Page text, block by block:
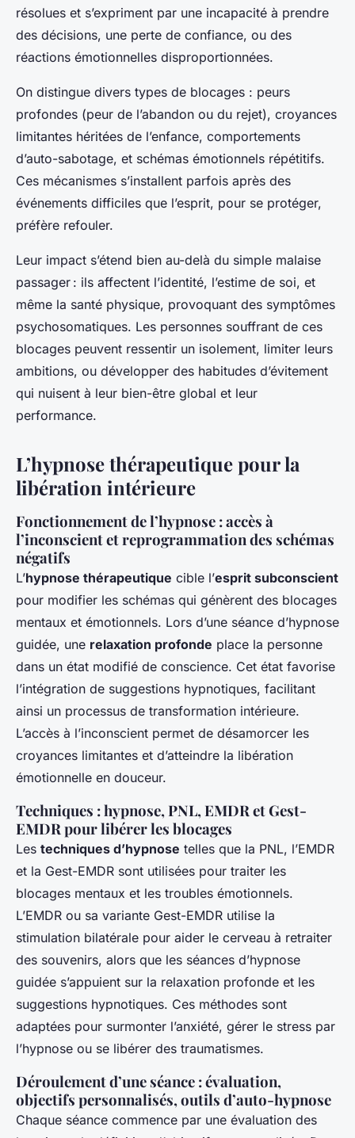
résolues et s’expriment par une incapacité à prendre
des décisions, une perte de confiance, ou des
réactions émotionnelles disproportionnées.
On distingue divers types de blocages : peurs
profondes (peur de l’abandon ou du rejet), croyances
limitantes héritées de l’enfance, comportements
d’auto-sabotage, et schémas émotionnels répétitifs.
Ces mécanismes s’installent parfois après des
événements difficiles que l’esprit, pour se protéger,
préfère refouler.
Leur impact s’étend bien au-delà du simple malaise
passager : ils affectent l’identité, l’estime de soi, et
même la santé physique, provoquant des symptômes
psychosomatiques. Les personnes souffrant de ces
blocages peuvent ressentir un isolement, limiter leurs
ambitions, ou développer des habitudes d’évitement
qui nuisent à leur bien-être global et leur
performance.
L’hypnose thérapeutique pour la
libération intérieure
Fonctionnement de l’hypnose : accès à
l’inconscient et reprogrammation des schémas
négatifs
L’hypnose thérapeutique cible l’esprit subconscient
pour modifier les schémas qui génèrent des blocages
mentaux et émotionnels. Lors d’une séance d’hypnose
guidée, une relaxation profonde place la personne
dans un état modifié de conscience. Cet état favorise
l’intégration de suggestions hypnotiques, facilitant
ainsi un processus de transformation intérieure.
L’accès à l’inconscient permet de désamorcer les
croyances limitantes et d’atteindre la libération
émotionnelle en douceur.
Techniques : hypnose, PNL, EMDR et Gest-
EMDR pour libérer les blocages
Les techniques d’hypnose telles que la PNL, l’EMDR
et la Gest-EMDR sont utilisées pour traiter les
blocages mentaux et les troubles émotionnels.
L’EMDR ou sa variante Gest-EMDR utilise la
stimulation bilatérale pour aider le cerveau à retraiter
des souvenirs, alors que les séances d’hypnose
guidée s’appuient sur la relaxation profonde et les
suggestions hypnotiques. Ces méthodes sont
adaptées pour surmonter l’anxiété, gérer le stress par
l’hypnose ou se libérer des traumatismes.
Déroulement d’une séance : évaluation,
objectifs personnalisés, outils d’auto-hypnose
Chaque séance commence par une évaluation des